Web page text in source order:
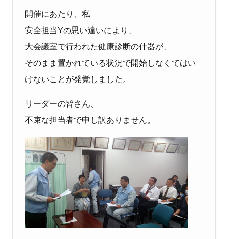
開催にあたり、私
安全担当Yの思い違いにより、
大会議室で行われた健康診断の什器が、
そのまま置かれている状況で開始しなくてはい
けないことが発覚しました。
リーダーの皆さん、
不束な担当者で申し訳ありません。